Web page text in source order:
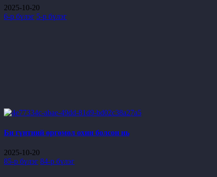
2025-10-20
6-р бүлэг 5-р бүлэг
Би гүнтний өргөмөл охин болсон нь
2025-10-20
85-р бүлэг 84-р бүлэг